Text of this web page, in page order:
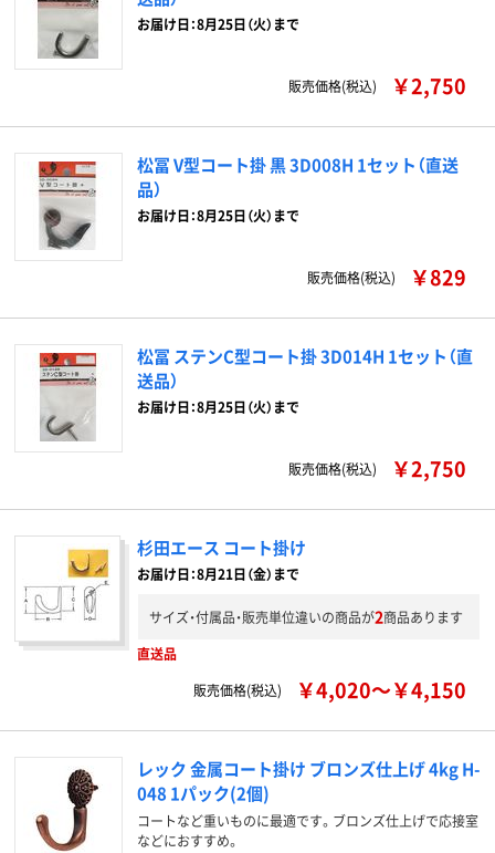
お届け日：8月25日（火）まで
販売価格(税込) ￥2,750
松冨 V型コート掛 黒 3D008H 1セット（直送
品）
お届け日：8月25日（火）まで
販売価格(税込) ￥829
松冨 ステンC型コート掛 3D014H 1セット（直
送品）
お届け日：8月25日（火）まで
販売価格(税込) ￥2,750
杉田エース コート掛け
お届け日：8月21日（金）まで
サイズ・付属品・販売単位違いの商品が2商品あります
直送品
販売価格(税込)
￥4,020～￥4,150
レック 金属コート掛け ブロンズ仕上げ 4kg H-
048 1パック(2個)
コートなど重いものに最適です。ブロンズ仕上げで応接室
などにおすすめ。